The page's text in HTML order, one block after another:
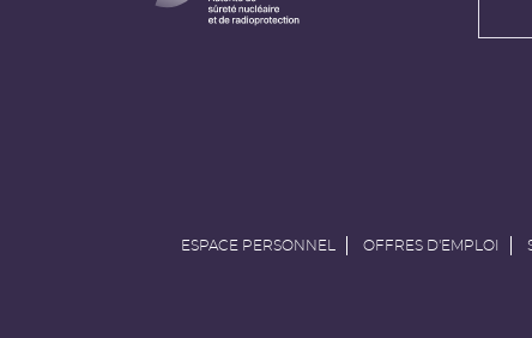
ESPACE PERSONNEL OFFRES D'EMPLOI